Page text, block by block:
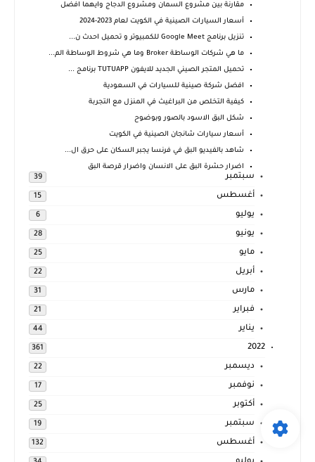
مقارنة بين مشروع السمان ومشروع الدجاج وايهما افضل
أسعار السيارات الصينية في الكويت لعام 2023-2024
تنزيل برنامج Google Meet للكمبيوتر و تحميل احدث ن...
ما هي شركات الوساطة Broker وما هي شروط الوساطة الم...
تحميل المتجر الصيني الجديد للايفون TUTUAPP برنامج ...
افضل شركة صينية للسيارات في السعودية
كيفية التخلص من البراغيث في المنزل مع التجربة
شكل البق الاسود بالصور وبوضوح
أسعار سيارات شانجان الصينية في الكويت
شاهد بالفيديو البق في فرنسا يجبر السكان على حرق ال...
اضرار حشرة البق على الانسان واضرار قرصة البق
سبتمبر 39
أغسطس 15
يوليو 6
يونيو 28
مايو 25
أبريل 22
مارس 31
فبراير 21
يناير 44
2022
361
ديسمبر 22
نوفمبر 17
أكتوبر 25
سبتمبر 19
أغسطس 132